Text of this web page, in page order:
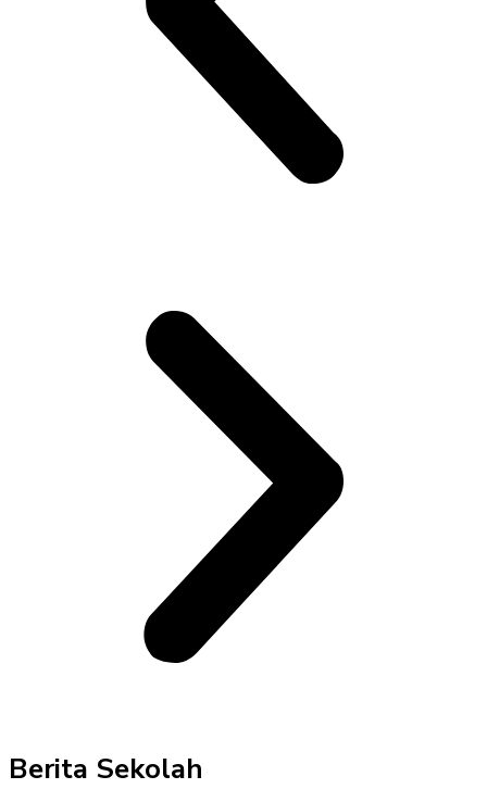
Berita Sekolah